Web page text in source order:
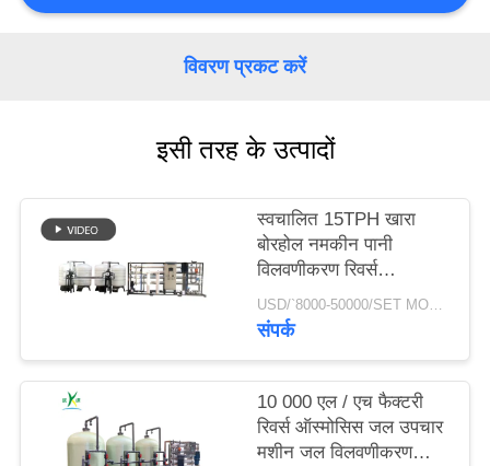
का
NEWS
साइटमैप
POLICY
विवरण प्रकट करें
इसी तरह के उत्पादों
स्वचालित 15TPH खारा
बोरहोल नमकीन पानी
विलवणीकरण रिवर्स
ऑस्मोसिस फ़िल्टर सिस्टम
शुद्धिकरण उपचार आरओ
USD/`8000-50000/SET MOQ:एक सेट
संपर्क
10 000 एल / एच फैक्टरी
रिवर्स ऑस्मोसिस जल उपचार
मशीन जल विलवणीकरण